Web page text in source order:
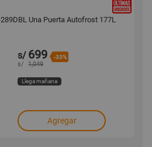
Una Puerta Autofrost 177L
s/ 699 -33%
s/ 1,049
Llega mañana
Agregar